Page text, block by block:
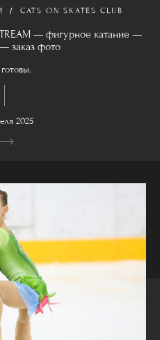
CATS ON SKATES CLUB
— фигурное катание —
заказ фото
2025